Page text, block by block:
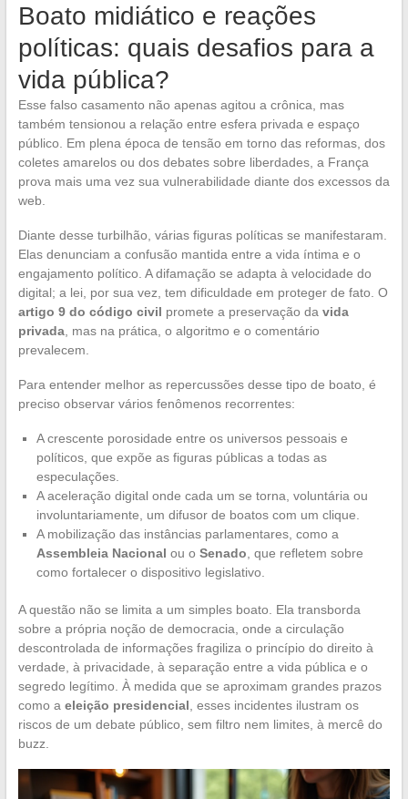
Boato midiático e reações
políticas: quais desafios para a
vida pública?
Esse falso casamento não apenas agitou a crônica, mas
também tensionou a relação entre esfera privada e espaço
público. Em plena época de tensão em torno das reformas, dos
coletes amarelos ou dos debates sobre liberdades, a França
prova mais uma vez sua vulnerabilidade diante dos excessos da
web.
Diante desse turbilhão, várias figuras políticas se manifestaram.
Elas denunciam a confusão mantida entre a vida íntima e o
engajamento político. A difamação se adapta à velocidade do
digital; a lei, por sua vez, tem dificuldade em proteger de fato. O
artigo 9 do código civil promete a preservação da vida
privada, mas na prática, o algoritmo e o comentário
prevalecem.
Para entender melhor as repercussões desse tipo de boato, é
preciso observar vários fenômenos recorrentes:
A crescente porosidade entre os universos pessoais e
políticos, que expõe as figuras públicas a todas as
especulações.
A aceleração digital onde cada um se torna, voluntária ou
involuntariamente, um difusor de boatos com um clique.
A mobilização das instâncias parlamentares, como a
Assembleia Nacional ou o Senado , que refletem sobre
como fortalecer o dispositivo legislativo.
A questão não se limita a um simples boato. Ela transborda
sobre a própria noção de democracia, onde a circulação
descontrolada de informações fragiliza o princípio do direito à
verdade, à privacidade, à separação entre a vida pública e o
segredo legítimo. À medida que se aproximam grandes prazos
como a eleição presidencial , esses incidentes ilustram os
riscos de um debate público, sem filtro nem limites, à mercê do
buzz.